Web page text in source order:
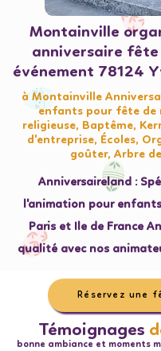
Montainville
anniversaire
événement 78124
à Montainville
enfants pour fête de
religieuse, Baptême,
d'entreprise, Écoles,
goûter, Arbre
Anniversaireland :
l'animation pour
Paris et Ile de France
qualité avec nos
Réservez une
bonne ambiance et moments
Témoignages